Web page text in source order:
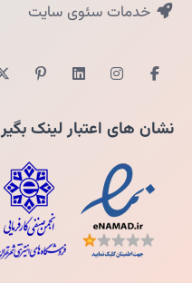
خدمات سئوی سایت
نشان های اعتبار لینک بگیر